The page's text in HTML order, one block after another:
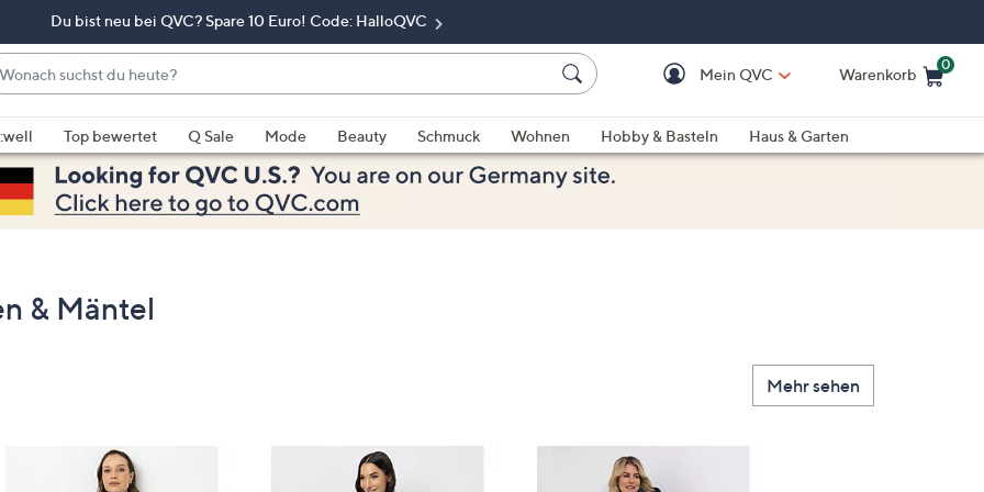
Du bist neu bei QVC? Spare 10 Euro! Code: HalloQVC
Mein QVC Warenkorb
0
Top bewertet Q Sale Mode Beauty Schmuck Wohnen Hobby & Basteln
Haus & Garten
& Mäntel
Mehr sehen